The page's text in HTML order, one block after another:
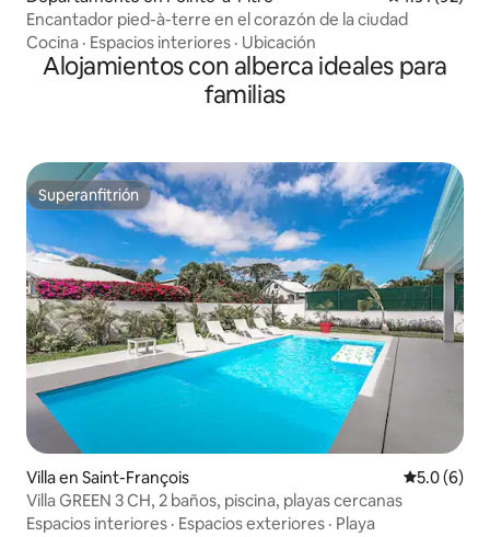
Encantador pied-à-terre en el corazón de la ciudad
Cocina · Espacios interiores · Ubicación
Alojamientos con alberca ideales para
familias
Superanfitrión
Superanfitrión
Villa en Saint-François
5.0 (6)
Villa GREEN 3 CH, 2 baños, piscina, playas cercanas
Espacios interiores · Espacios exteriores · Playa